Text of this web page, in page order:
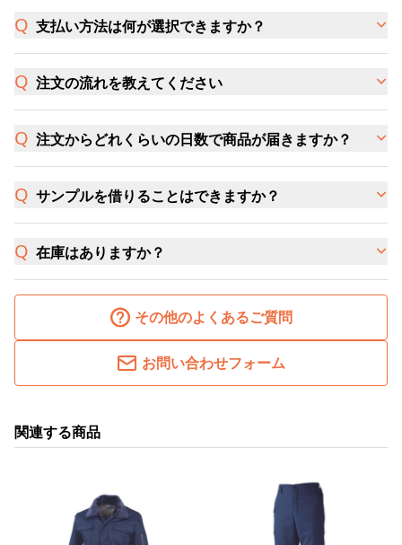
支払い方法は何が選択できますか？
注文の流れを教えてください
注文からどれくらいの日数で商品が届きますか？
サンプルを借りることはできますか？
在庫はありますか？
その他のよくあるご質問
お問い合わせフォーム
関連する商品